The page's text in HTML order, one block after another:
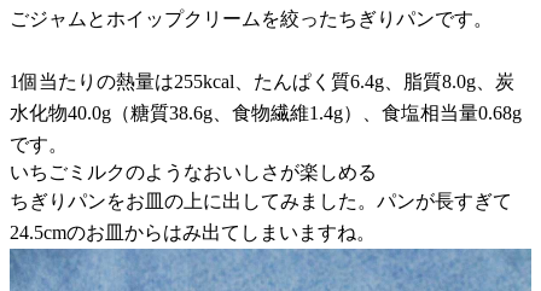
ごジャムとホイップクリームを絞ったちぎりパンです。
1個当たりの熱量は255kcal、たんぱく質6.4g、脂質8.0g、炭
水化物40.0g（糖質38.6g、食物繊維1.4g）、食塩相当量0.68g
です。
いちごミルクのようなおいしさが楽しめる
ちぎりパンをお皿の上に出してみました。パンが長すぎて
24.5cmのお皿からはみ出てしまいますね。